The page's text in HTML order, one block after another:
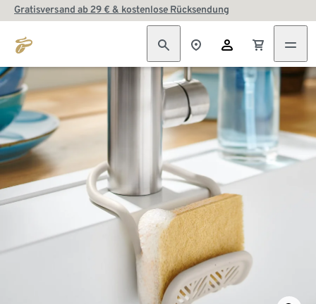
Gratisversand ab 29 € & kostenlose Rücksendung